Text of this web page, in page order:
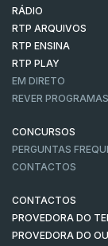
RÁDIO
RTP ARQUIVOS
RTP ENSINA
RTP PLAY
EM DIRETO
REVER PROGRAMAS
CONCURSOS
PERGUNTAS
CONTACTOS
CONTACTOS
PROVEDORA DO
PROVEDORA DO